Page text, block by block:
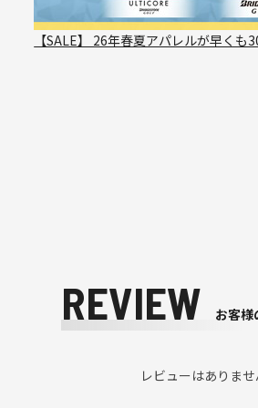
【SALE】 26年春夏アパレルが早く
REVIEW お客様
レビューはありませ